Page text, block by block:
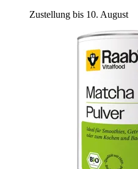
Zustellung bis 10. August